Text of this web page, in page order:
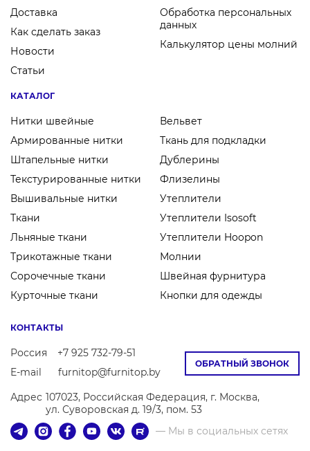
Доставка
Как сделать заказ
Новости
Статьи
Обработка персональных
данных
Калькулятор цены молний
КАТАЛОГ
Нитки швейные
Армированные нитки
Штапельные нитки
Текстурированные нитки
Вышивальные нитки
Ткани
Льняные ткани
Трикотажные ткани
Сорочечные ткани
Курточные ткани
Вельвет
Ткань для подкладки
Дублерины
Флизелины
Утеплители
Утеплители Isosoft
Утеплители Hoopon
Молнии
Швейная фурнитура
Кнопки для одежды
ОБРАТНЫЙ ЗВОНОК
КОНТАКТЫ
Россия
+7 925 732-79-51
E-mail
furnitop@furnitop.by
Адрес 107023, Российская Федерация, г. Москва,
ул. Суворовская д. 19/3, пом. 53
— Мы в социальных сетях